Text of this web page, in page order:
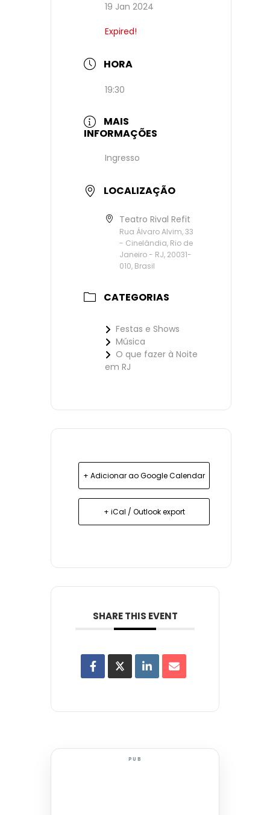
19 Jan 2024
Expired!
HORA
19:30
MAIS
INFORMAÇÕES
Ingresso
LOCALIZAÇÃO
Teatro Rival Refit
Rua Álvaro Alvim, 33
- Cinelândia, Rio de
Janeiro - RJ, 20031-
010, Brasil
CATEGORIAS
Festas e Shows
Música
O que fazer à Noite
em RJ
+ Adicionar ao Google Calendar
+ iCal / Outlook export
SHARE THIS EVENT
PUB